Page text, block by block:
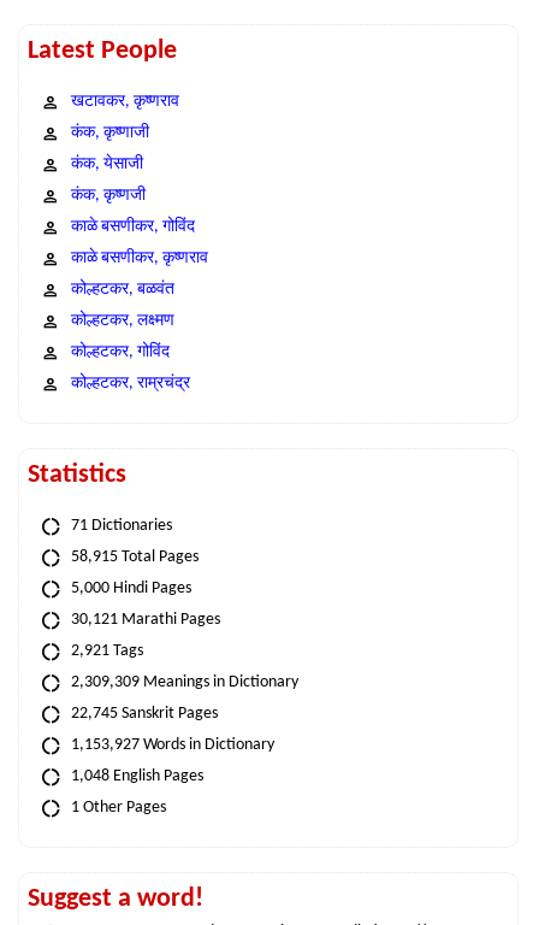
Latest People
खटावकर, कृष्णराव
कंक, कृष्णाजी
कंक, येसाजी
कंक, कृष्णजी
काळे बसणीकर, गोविंद
काळे बसणीकर, कृष्णराव
कोल्हटकर, बळवंत
कोल्हटकर, लक्ष्मण
कोल्हटकर, गोविंद
कोल्हटकर, राम्रचंद्र
Statistics
71 Dictionaries
58,915 Total Pages
5,000 Hindi Pages
30,121 Marathi Pages
2,921 Tags
2,309,309 Meanings in Dictionary
22,745 Sanskrit Pages
1,153,927 Words in Dictionary
1,048 English Pages
1 Other Pages
Suggest a word!